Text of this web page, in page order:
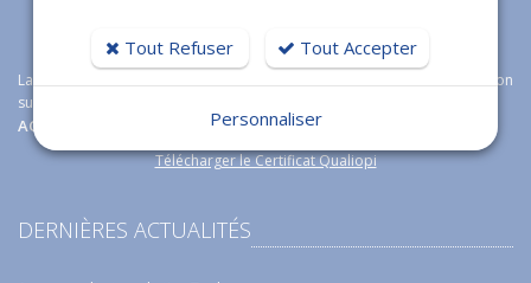
La certification qualité a été délivrée au titre de la catégorie d'action
suivante :
ACTIONS DE FORMATION
Télécharger le Certificat Qualiopi
DERNIÈRES ACTUALITÉS
Tout Refuser Tout Accepter
Personnaliser